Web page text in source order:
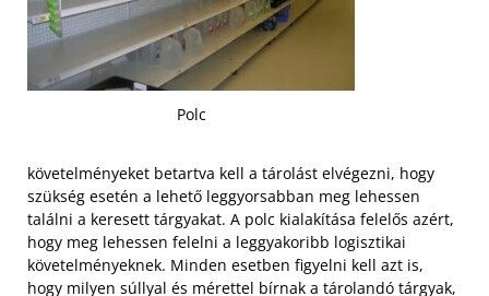
Polc
követelményeket betartva kell a tárolást elvégezni, hogy
szükség esetén a lehető leggyorsabban meg lehessen
találni a keresett tárgyakat. A polc kialakítása felelős azért,
hogy meg lehessen felelni a leggyakoribb logisztikai
követelményeknek. Minden esetben figyelni kell azt is,
hogy milyen súllyal és mérettel bírnak a tárolandó tárgyak,